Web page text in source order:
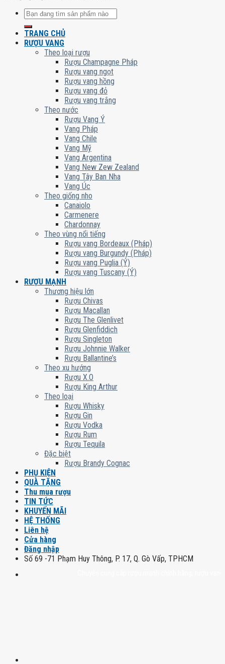
Tìm
kiếm:
TRANG CHỦ
RƯỢU VANG
Theo loại rượu
Rượu Champagne Pháp
Rượu vang ngọt
Rượu vang hồng
Rượu vang đỏ
Rượu vang trắng
Theo nước
Rượu Vang Ý
Vang Pháp
Vang Chile
Vang Mỹ
Vang Argentina
Vang New Zew Zealand
Vang Tây Ban Nha
Vang Úc
Theo giống nho
Canaiolo
Carmenere
Chardonnay
Theo vùng nổi tiếng
Rượu vang Bordeaux (Pháp)
Rượu vang Burgundy (Pháp)
Rượu vang Puglia (Ý)
Rượu vang Tuscany (Ý)
RƯỢU MẠNH
Thương hiệu lớn
Rượu Chivas
Rượu Macallan
Rượu The Glenlivet
Rượu Glenfiddich
Rượu Singleton
Rượu Johnnie Walker
Rượu Ballantine’s
Theo xu hướng
Rượu X.O
Rượu King Arthur
Theo loại
Rượu Whisky
Rượu Gin
Rượu Vodka
Rượu Rum
Rượu Tequila
Đặc biệt
Rượu Brandy Cognac
PHỤ KIỆN
QUÀ TẶNG
Thu mua rượu
TIN TỨC
KHUYẾN MÃI
HỆ THỐNG
Liên hệ
Cửa hàng
Đăng nhập
Số 69 -71 Phạm Huy Thông, P. 17, Q. Gò Vấp, TPHCM